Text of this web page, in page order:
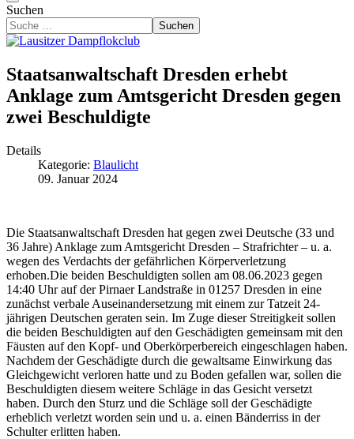
Suchen
Suchen
Staatsanwaltschaft Dresden erhebt
Anklage zum Amtsgericht Dresden gegen
zwei Beschuldigte
Details
Kategorie: Blaulicht
09. Januar 2024
Die Staatsanwaltschaft Dresden hat gegen zwei Deutsche (33 und
36 Jahre) Anklage zum Amtsgericht Dresden – Strafrichter – u. a.
wegen des Verdachts der gefährlichen Körperverletzung
erhoben.Die beiden Beschuldigten sollen am 08.06.2023 gegen
14:40 Uhr auf der Pirnaer Landstraße in 01257 Dresden in eine
zunächst verbale Auseinandersetzung mit einem zur Tatzeit 24-
jährigen Deutschen geraten sein. Im Zuge dieser Streitigkeit sollen
die beiden Beschuldigten auf den Geschädigten gemeinsam mit den
Fäusten auf den Kopf- und Oberkörperbereich eingeschlagen haben.
Nachdem der Geschädigte durch die gewaltsame Einwirkung das
Gleichgewicht verloren hatte und zu Boden gefallen war, sollen die
Beschuldigten diesem weitere Schläge in das Gesicht versetzt
haben. Durch den Sturz und die Schläge soll der Geschädigte
erheblich verletzt worden sein und u. a. einen Bänderriss in der
Schulter erlitten haben.